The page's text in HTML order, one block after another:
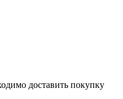
доставить покупку